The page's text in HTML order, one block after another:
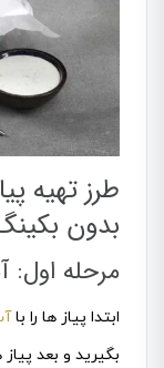
طرز تهیه
بدون
مرحله اول:
ابتدا پیاز ها را با
بگیرید و بعد